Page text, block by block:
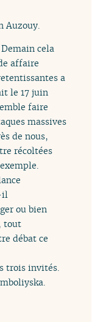
Auzouy.
cela
affaire
a
le 17 juin
faire
massives
de nous,
récoltées
il
ou bien
tout
débat ce
trois invités.